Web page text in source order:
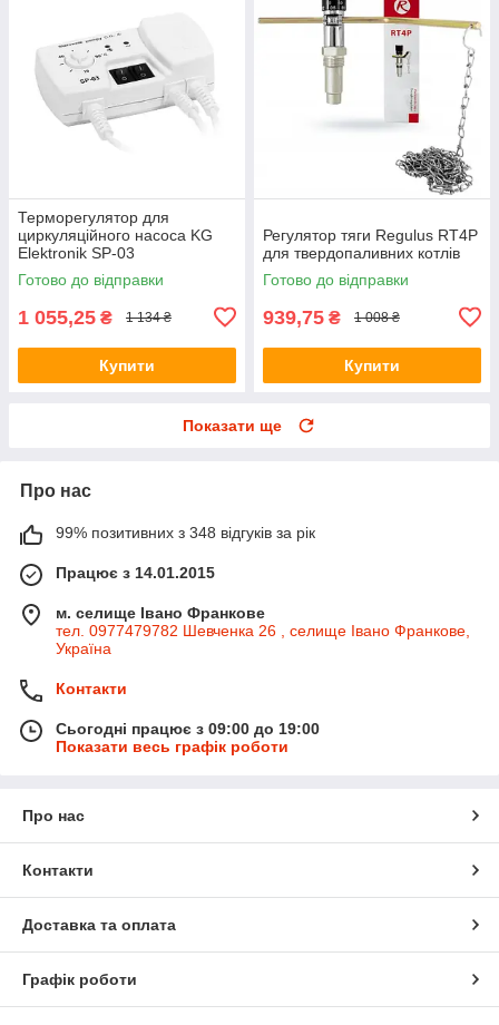
Терморегулятор для
циркуляційного насоса KG
Elektronik SP-03
Готово до відправки
1 055,25 ₴ 1 134 ₴
Купити
Регулятор тяги Regulus RT4P
для твердопаливних котлів
Готово до відправки
939,75 ₴ 1 008 ₴
Купити
Показати ще
Про нас
99% позитивних з 348 відгуків за рік
Працює з 14.01.2015
м. селище Івано Франкове
тел. 0977479782 Шевченка 26 , селище Івано Франкове,
Україна
Контакти
Сьогодні працює з 09:00 до 19:00
Показати весь графік роботи
Про нас
Контакти
Доставка та оплата
Графік роботи